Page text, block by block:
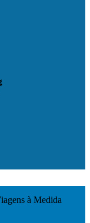
à Medida